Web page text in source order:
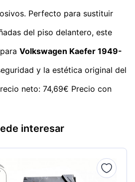
Perfecto para sustituir
del piso delantero, este
para Volkswagen Kaefer 1949-
y la estética original del
neto: 74,69€ Precio con
interesar